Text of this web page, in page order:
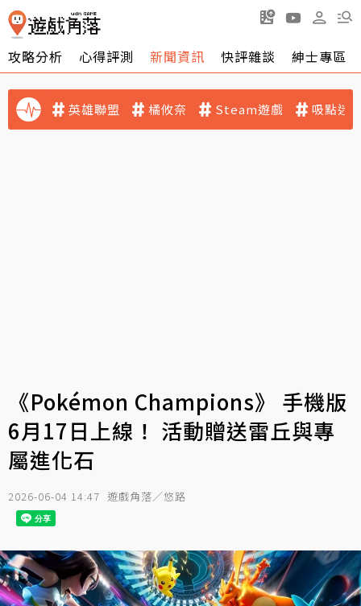
攻略分析 心得評測 新聞資訊 快評雜談 紳士專區
英雄聯盟 橘攸奈 Steam遊戲 吸點迷
《Pokémon Champions》 手機版
6月17日上線！ 活動贈送雷丘與專
屬進化石
2026-06-04 14:47 遊戲角落／悠路